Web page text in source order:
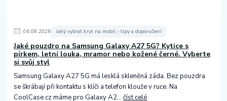
06.08.2026 Jaký vybrat kryt na mobil - tipy a doporučení
Jaké pouzdro na Samsung Galaxy A27 5G? Kytice s
pírkem, letní louka, mramor nebo kožené černé. Vyberte
si svůj styl
Samsung Galaxy A27 5G má lesklá skleněná záda. Bez pouzdra
se škrábají při kontaktu s klíči a telefon klouže v ruce. Na
CoolCase.cz máme pro Galaxy A2...číst celé